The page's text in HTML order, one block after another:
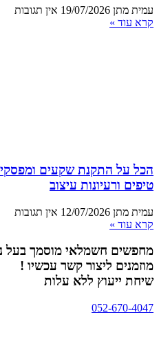
עמית מתן 19/07/2026 אין תגובות
קרא עוד »
הכל על התקנת שקעים
טיפים ורעיונות עיצוב
עמית מתן 12/07/2026 אין תגובות
קרא עוד »
מחפשים חשמלאי מוסמך בעל
מוזמנים ליצור קשר עכשיו !
שיחת ייעוץ ללא עלות
052-670-4047